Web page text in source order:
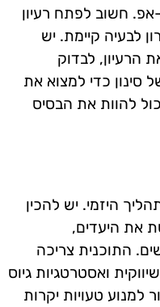
חשוב לפתח רעיון
לבעיה קיימת. יש
הרעיון, לבדוק
סינון כדי למצוא את
להוות את הבסיס
היזמי. יש להכין
את היעדים,
התוכנית צריכה
ואסטרטגיות גיוס
למנוע טעויות יקרות